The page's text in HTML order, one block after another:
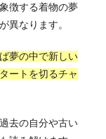
徴する着物の夢
異なります。
夢の中で新しい
ートを切るチャ
去の自分や古い